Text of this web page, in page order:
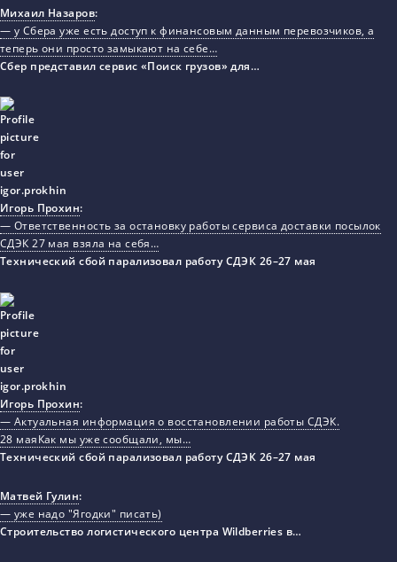
Михаил Назаров:
— у Сбера уже есть доступ к финансовым данным перевозчиков, а
теперь они просто замыкают на себе…
Сбер представил сервис «Поиск грузов» для…
Игорь Прохин:
— Ответственность за остановку работы сервиса доставки посылок
СДЭК 27 мая взяла на себя…
Технический сбой парализовал работу СДЭК 26–27 мая
Игорь Прохин:
— Актуальная информация о восстановлении работы СДЭК.
28 маяКак мы уже сообщали, мы…
Технический сбой парализовал работу СДЭК 26–27 мая
Матвей Гулин:
— уже надо "Ягодки" писать)
Строительство логистического центра Wildberries в…